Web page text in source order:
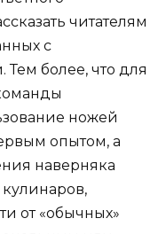
читателям
с
более, что для
ножей
опытом, а
наверняка
от «обычных»